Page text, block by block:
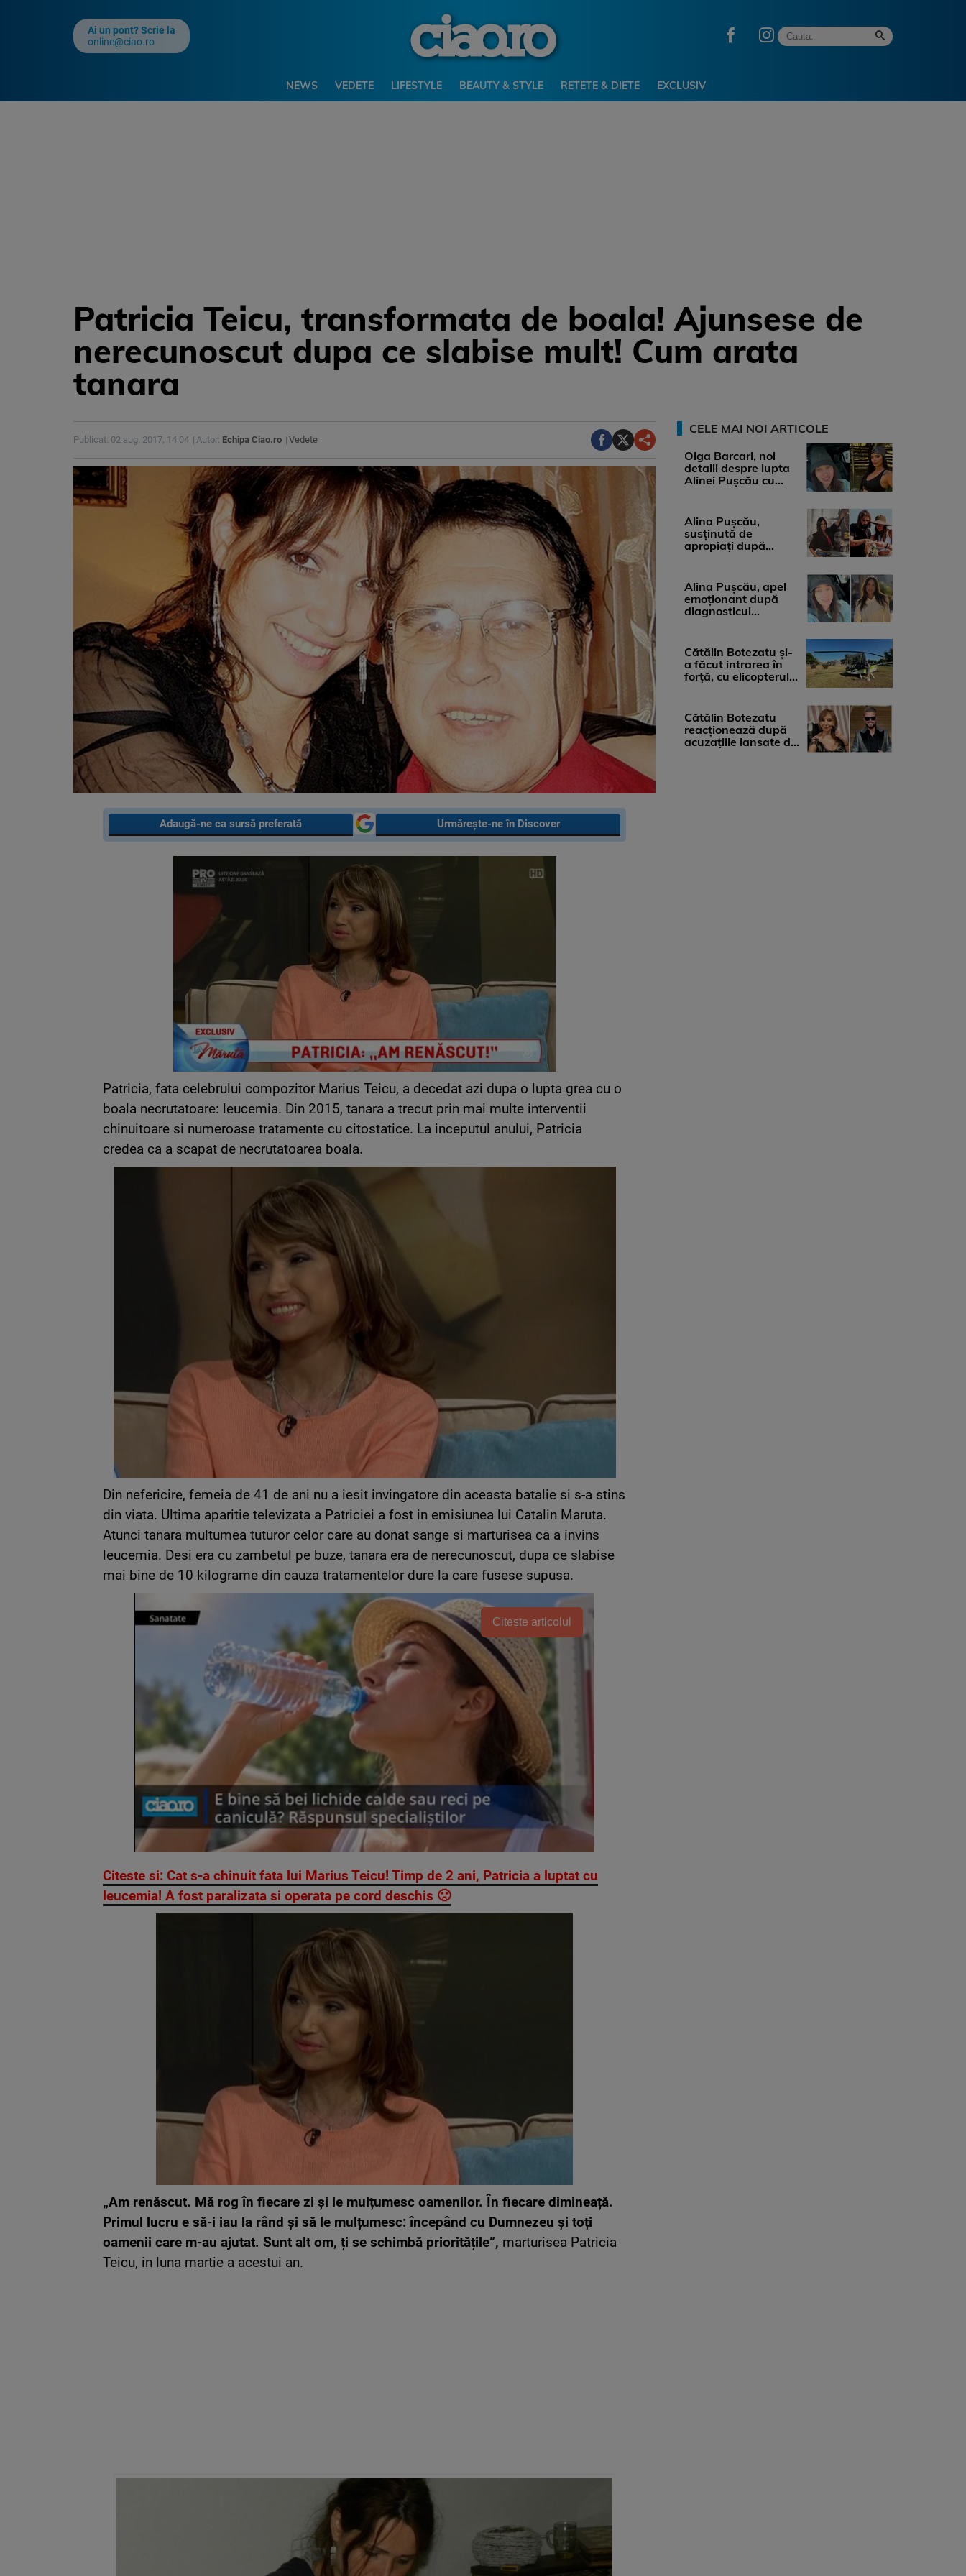
Ai un pont? Scrie la
online@ciao.ro
NEWS VEDETE LIFESTYLE BEAUTY & STYLE RETETE & DIETE EXCLUSIV
Patricia Teicu, transformata de boala! Ajunsese de
nerecunoscut dupa ce slabise mult! Cum arata
tanara
Publicat: 02 aug. 2017, 14:04 Autor: Echipa Ciao.ro Vedete
Adaugă-ne ca sursă preferată Urmărește-ne în Discover
Patricia, fata celebrului compozitor Marius Teicu, a decedat azi dupa o lupta grea cu o
boala necrutatoare: leucemia. Din 2015, tanara a trecut prin mai multe interventii
chinuitoare si numeroase tratamente cu citostatice. La inceputul anului, Patricia
credea ca a scapat de necrutatoarea boala.
Din nefericire, femeia de 41 de ani nu a iesit invingatore din aceasta batalie si s-a stins
din viata. Ultima aparitie televizata a Patriciei a fost in emisiunea lui Catalin Maruta.
Atunci tanara multumea tuturor celor care au donat sange si marturisea ca a invins
leucemia. Desi era cu zambetul pe buze, tanara era de nerecunoscut, dupa ce slabise
mai bine de 10 kilograme din cauza tratamentelor dure la care fusese supusa.
Citește articolul
Citeste si: Cat s-a chinuit fata lui Marius Teicu! Timp de 2 ani, Patricia a luptat cu
leucemia! A fost paralizata si operata pe cord deschis 🙁
„Am renăscut. Mă rog în fiecare zi și le mulțumesc oamenilor. În fiecare dimineață.
Primul lucru e să-i iau la rând și să le mulțumesc: începând cu Dumnezeu și toți
oamenii care m-au ajutat. Sunt alt om, ți se schimbă prioritățile”, marturisea Patricia
Teicu, in luna martie a acestui an.
CELE MAI NOI ARTICOLE
Olga Barcari, noi
detalii despre lupta
Alinei Pușcău cu
Alina Pușcău,
susținută de
apropiați după
medicii, ...
Alina Pușcău, apel
emoționant după
diagnosticul
...
Cătălin Botezatu și-
a făcut intrarea în
forță, cu elicopterul,
Cătălin Botezatu
reacționează după
acuzațiile lansate de